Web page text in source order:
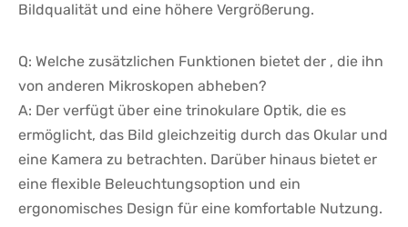
Bildqualität und eine höhere Vergrößerung.
Q: Welche zusätzlichen Funktionen bietet der ‍, die ihn
von anderen Mikroskopen abheben?
A: Der verfügt über eine‌ trinokulare Optik, die ‍es
ermöglicht, das Bild gleichzeitig durch das‍ Okular und
eine Kamera zu betrachten. Darüber hinaus bietet er
eine flexible Beleuchtungsoption⁤ und ein
ergonomisches Design für eine komfortable Nutzung.